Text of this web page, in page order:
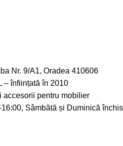
Nr. 9/A1, Oradea 410606
– înființată în 2010
accesorii pentru mobilier
Sâmbătă și Duminică închis